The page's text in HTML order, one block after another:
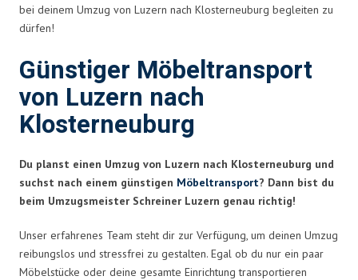
bei deinem Umzug von Luzern nach Klosterneuburg begleiten zu
dürfen!
Günstiger Möbeltransport
von Luzern nach
Klosterneuburg
Du planst einen Umzug von Luzern nach Klosterneuburg und
suchst nach einem günstigen Möbeltransport? Dann bist du
beim Umzugsmeister Schreiner Luzern genau richtig!
Unser erfahrenes Team steht dir zur Verfügung, um deinen Umzug
reibungslos und stressfrei zu gestalten. Egal ob du nur ein paar
Möbelstücke oder deine gesamte Einrichtung transportieren